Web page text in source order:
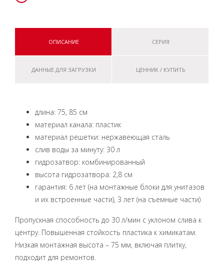
ОПИСАНИЕ СЕРИЯ
ДАННЫЕ ДЛЯ ЗАГРУЗКИ ЦЕННИК / КУПИТЬ
длина: 75, 85 см
материал канала: пластик
материал решетки: нержавеющая сталь
слив воды за минуту: 30 л
гидрозатвор: комбинированный
высота гидрозатвора: 2,8 см
гарантия: 6 лет (на монтажные блоки для унитазов
и их встроенные части), 3 лет (на съемные части)
Пропускная способность до 30 л/мин с уклоном слива к
центру. Повышенная стойкость пластика к химикатам.
Низкая монтажная высота – 75 мм, включая плитку,
подходит для ремонтов.